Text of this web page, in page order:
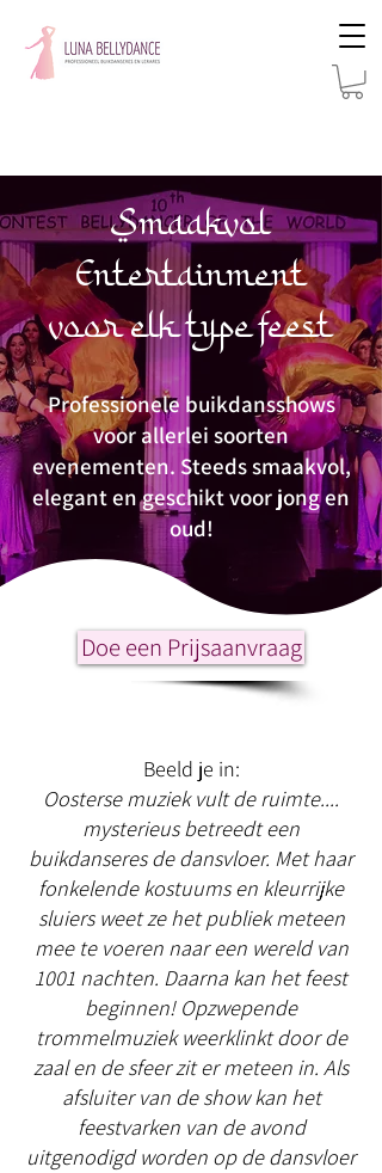
Smaakvol
Entertainment
voor elk type feest
Professionele buikdansshows
voor allerlei soorten
evenementen. Steeds smaakvol,
elegant en geschikt voor jong en
oud!
Doe een Prijsaanvraag
Beeld je in:
Oosterse muziek vult de ruimte....
mysterieus betreedt een
buikdanseres de dansvloer. Met haar
fonkelende kostuums en kleurrijke
sluiers weet ze het publiek meteen
mee te voeren naar een wereld van
1001 nachten. Daarna kan het feest
beginnen! Opzwepende
trommelmuziek weerklinkt door de
zaal en de sfeer zit er meteen in. Als
afsluiter van de show kan het
feestvarken van de avond
uitgenodigd worden op de dansvloer